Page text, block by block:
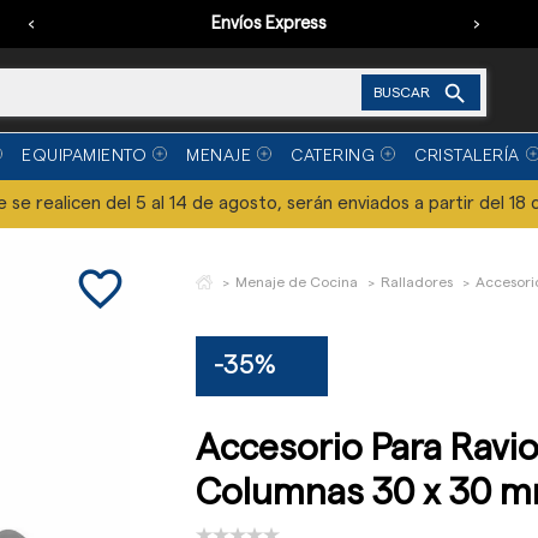
Envíos Express
‹ ›
BUSCAR 
EQUIPAMIENTO MENAJE CATERING CRISTALERÍA
se realicen del 5 al 14 de agosto, serán enviados a partir del
favorite_border Menaje de Cocina Ralladores
-35%
Accesorio Para
Columnas 30 x 30